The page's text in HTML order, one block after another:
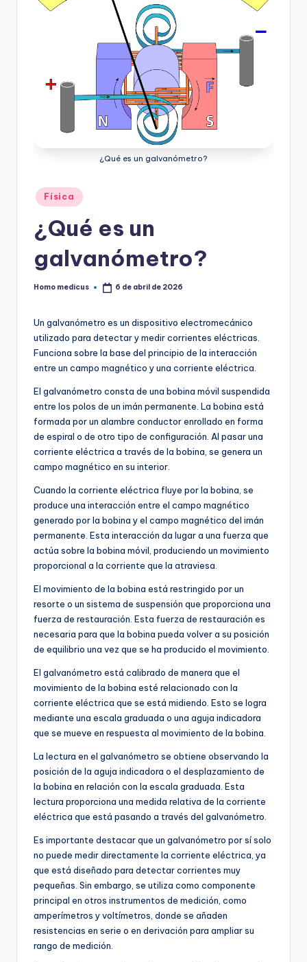
¿Qué es un galvanómetro?
Publicado
en
Física
¿Qué es un
galvanómetro?
Publicado
Homo medicus 6 de abril de 2026
Un galvanómetro es un dispositivo electromecánico
utilizado para detectar y medir corrientes eléctricas.
Funciona sobre la base del principio de la interacción
entre un campo magnético y una corriente eléctrica.
El galvanómetro consta de una bobina móvil suspendida
entre los polos de un imán permanente. La bobina está
formada por un alambre conductor enrollado en forma
de espiral o de otro tipo de configuración. Al pasar una
corriente eléctrica a través de la bobina, se genera un
campo magnético en su interior.
Cuando la corriente eléctrica fluye por la bobina, se
produce una interacción entre el campo magnético
generado por la bobina y el campo magnético del imán
permanente. Esta interacción da lugar a una fuerza que
actúa sobre la bobina móvil, produciendo un movimiento
proporcional a la corriente que la atraviesa.
El movimiento de la bobina está restringido por un
resorte o un sistema de suspensión que proporciona una
fuerza de restauración. Esta fuerza de restauración es
necesaria para que la bobina pueda volver a su posición
de equilibrio una vez que se ha producido el movimiento.
El galvanómetro está calibrado de manera que el
movimiento de la bobina esté relacionado con la
corriente eléctrica que se está midiendo. Esto se logra
mediante una escala graduada o una aguja indicadora
que se mueve en respuesta al movimiento de la bobina.
La lectura en el galvanómetro se obtiene observando la
posición de la aguja indicadora o el desplazamiento de
la bobina en relación con la escala graduada. Esta
lectura proporciona una medida relativa de la corriente
eléctrica que está pasando a través del galvanómetro.
Es importante destacar que un galvanómetro por sí solo
no puede medir directamente la corriente eléctrica, ya
que está diseñado para detectar corrientes muy
pequeñas. Sin embargo, se utiliza como componente
principal en otros instrumentos de medición, como
amperímetros y voltímetros, donde se añaden
resistencias en serie o en derivación para ampliar su
rango de medición.